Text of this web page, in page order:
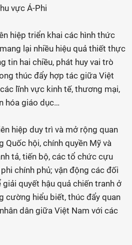
vực Á-Phi
hiệp triển khai các hình thức
lại nhiều hiệu quả thiết thực
tin hai chiều, phát huy vai trò
thúc đẩy hợp tác giữa Việt
lĩnh vực kinh tế, thương mại,
hóa giáo dục…
hiệp duy trì và mở rộng quan
Quốc hội, chính quyền Mỹ và
tả, tiến bộ, các tổ chức cựu
chính phủ; vận động các đối
quyết hậu quả chiến tranh ở
cường hiểu biết, thúc đẩy quan
dân giữa Việt Nam với các